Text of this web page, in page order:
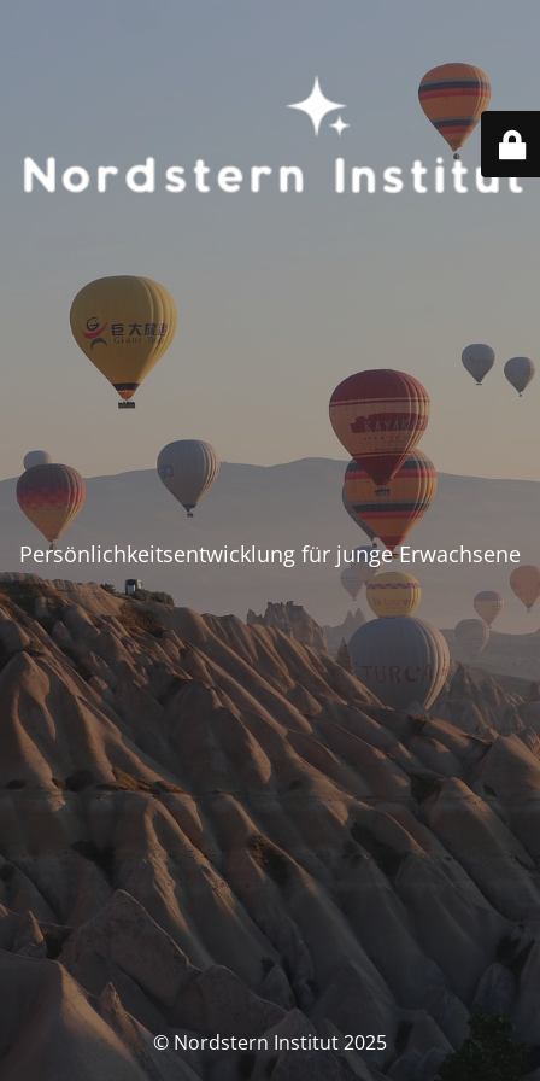
Persönlichkeitsentwicklung für junge Erwachsene
© Nordstern Institut 2025